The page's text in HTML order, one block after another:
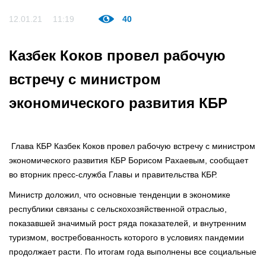
12.01.21 11:19 40
Казбек Коков провел рабочую
встречу с министром
экономического развития КБР
Глава КБР Казбек Коков провел рабочую встречу с министром
экономического развития КБР Борисом Рахаевым, сообщает
во вторник пресс-служба Главы и правительства КБР.
Министр доложил, что основные тенденции в экономике
республики связаны с сельскохозяйственной отраслью,
показавшей значимый рост ряда показателей, и внутренним
туризмом, востребованность которого в условиях пандемии
продолжает расти. По итогам года выполнены все социальные